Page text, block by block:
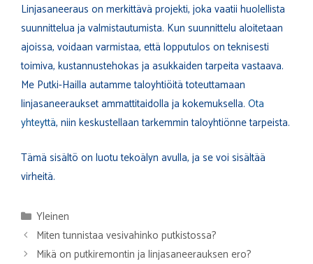
Linjasaneeraus on merkittävä projekti, joka vaatii huolellista
suunnittelua ja valmistautumista. Kun suunnittelu aloitetaan
ajoissa, voidaan varmistaa, että lopputulos on teknisesti
toimiva, kustannustehokas ja asukkaiden tarpeita vastaava.
Me Putki-Hailla autamme taloyhtiöitä toteuttamaan
linjasaneeraukset ammattitaidolla ja kokemuksella. Ota
yhteyttä, niin keskustellaan tarkemmin taloyhtiönne tarpeista.
Tämä sisältö on luotu tekoälyn avulla, ja se voi sisältää
virheitä.
Kategoriat
Yleinen
Miten tunnistaa vesivahinko putkistossa?
Mikä on putkiremontin ja linjasaneerauksen ero?